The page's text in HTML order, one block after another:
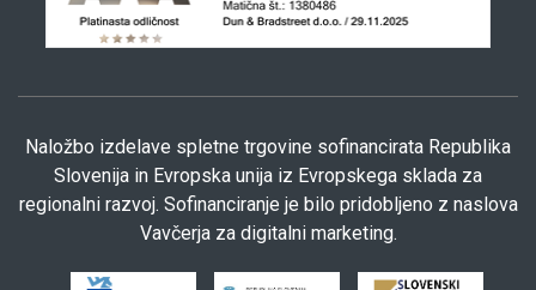
Naložbo izdelave spletne trgovine sofinancirata Republika
Slovenija in Evropska unija iz Evropskega sklada za
regionalni razvoj. Sofinanciranje je bilo pridobljeno z naslova
Vavčerja za digitalni marketing.